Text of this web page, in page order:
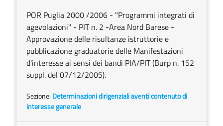
POR Puglia 2000 /2006 - "Programmi integrati di
agevolazioni" - PIT n. 2 -Area Nord Barese -
Approvazione delle risultanze istruttorie e
pubblicazione graduatorie delle Manifestazioni
d'interesse ai sensi dei bandi PIA/PIT (Burp n. 152
suppl. del 07/12/2005).
Sezione: Determinazioni dirigenziali aventi contenuto di
interesse generale